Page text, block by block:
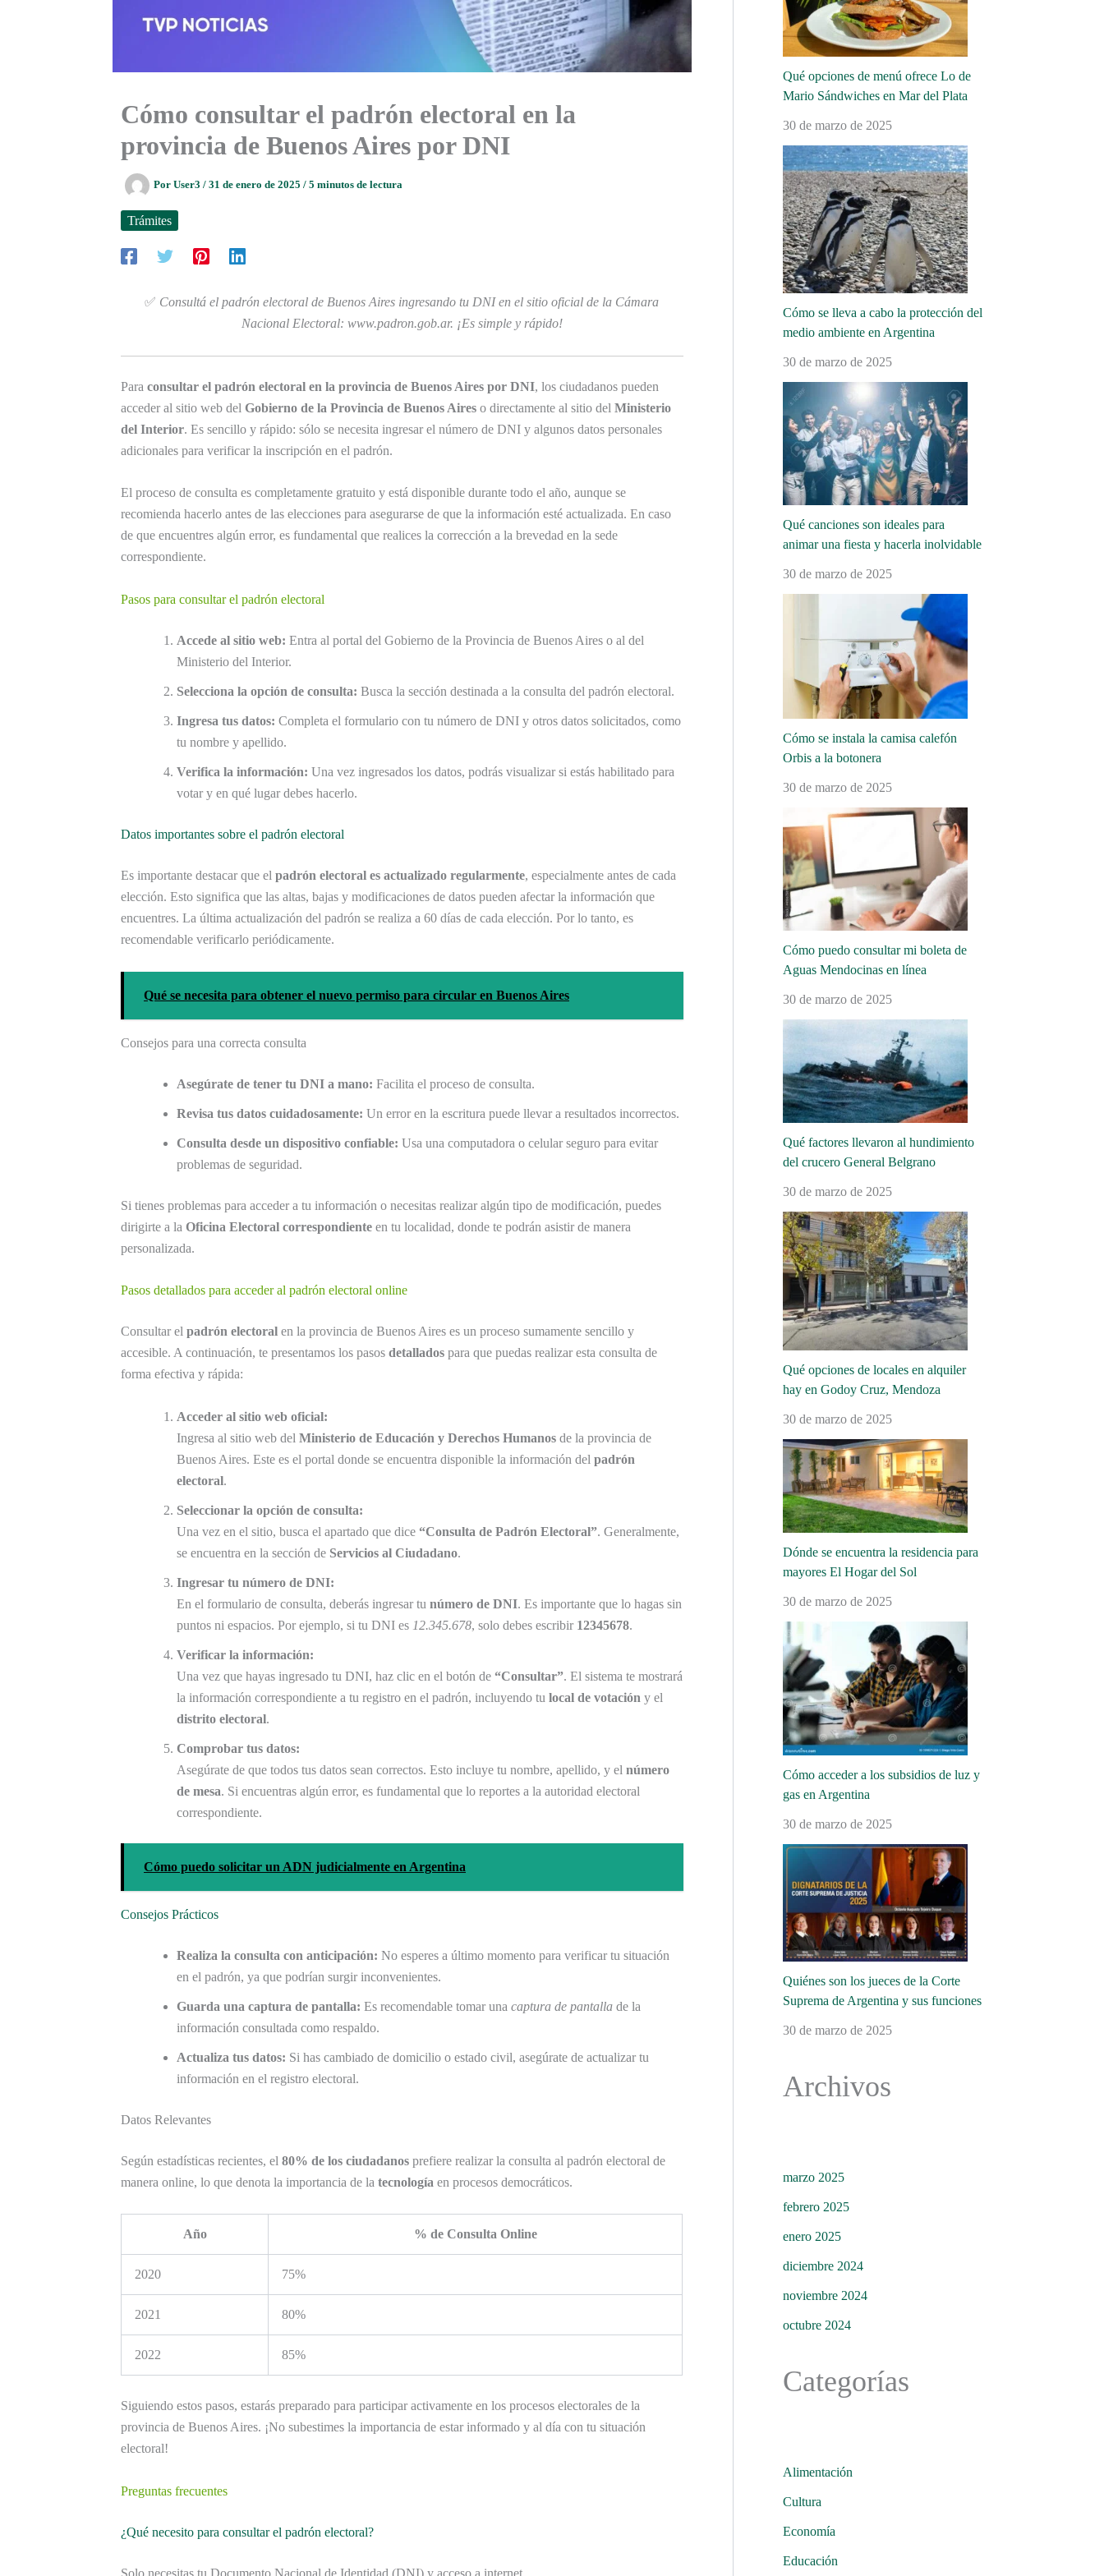
Cómo consultar el padrón electoral en la
provincia de Buenos Aires por DNI
Por User3 / 31 de enero de 2025 / 5 minutos de lectura
Trámites
✅ Consultá el padrón electoral de Buenos Aires ingresando tu DNI en el sitio oficial de la Cámara
Nacional Electoral: www.padron.gob.ar. ¡Es simple y rápido!
Para consultar el padrón electoral en la provincia de Buenos Aires por DNI, los ciudadanos pueden
acceder al sitio web del Gobierno de la Provincia de Buenos Aires o directamente al sitio del Ministerio
del Interior. Es sencillo y rápido: sólo se necesita ingresar el número de DNI y algunos datos personales
adicionales para verificar la inscripción en el padrón.
El proceso de consulta es completamente gratuito y está disponible durante todo el año, aunque se
recomienda hacerlo antes de las elecciones para asegurarse de que la información esté actualizada. En caso
de que encuentres algún error, es fundamental que realices la corrección a la brevedad en la sede
correspondiente.
Pasos para consultar el padrón electoral
Accede al sitio web: Entra al portal del Gobierno de la Provincia de Buenos Aires o al del
Ministerio del Interior.
Selecciona la opción de consulta: Busca la sección destinada a la consulta del padrón electoral.
Ingresa tus datos: Completa el formulario con tu número de DNI y otros datos solicitados, como
tu nombre y apellido.
Verifica la información: Una vez ingresados los datos, podrás visualizar si estás habilitado para
votar y en qué lugar debes hacerlo.
Datos importantes sobre el padrón electoral
Es importante destacar que el padrón electoral es actualizado regularmente, especialmente antes de cada
elección. Esto significa que las altas, bajas y modificaciones de datos pueden afectar la información que
encuentres. La última actualización del padrón se realiza a 60 días de cada elección. Por lo tanto, es
recomendable verificarlo periódicamente.
Qué se necesita para obtener el nuevo permiso para circular en Buenos Aires
Consejos para una correcta consulta
Asegúrate de tener tu DNI a mano: Facilita el proceso de consulta.
Revisa tus datos cuidadosamente: Un error en la escritura puede llevar a resultados incorrectos.
Consulta desde un dispositivo confiable: Usa una computadora o celular seguro para evitar
problemas de seguridad.
Si tienes problemas para acceder a tu información o necesitas realizar algún tipo de modificación, puedes
dirigirte a la Oficina Electoral correspondiente en tu localidad, donde te podrán asistir de manera
personalizada.
Pasos detallados para acceder al padrón electoral online
Consultar el padrón electoral en la provincia de Buenos Aires es un proceso sumamente sencillo y
accesible. A continuación, te presentamos los pasos detallados para que puedas realizar esta consulta de
forma efectiva y rápida:
Acceder al sitio web oficial:
Ingresa al sitio web del Ministerio de Educación y Derechos Humanos de la provincia de
Buenos Aires. Este es el portal donde se encuentra disponible la información del padrón
electoral.
Seleccionar la opción de consulta:
Una vez en el sitio, busca el apartado que dice “Consulta de Padrón Electoral”. Generalmente,
se encuentra en la sección de Servicios al Ciudadano.
Ingresar tu número de DNI:
En el formulario de consulta, deberás ingresar tu número de DNI. Es importante que lo hagas sin
puntos ni espacios. Por ejemplo, si tu DNI es 12.345.678, solo debes escribir 12345678.
Verificar la información:
Una vez que hayas ingresado tu DNI, haz clic en el botón de “Consultar”. El sistema te mostrará
la información correspondiente a tu registro en el padrón, incluyendo tu local de votación y el
distrito electoral.
Comprobar tus datos:
Asegúrate de que todos tus datos sean correctos. Esto incluye tu nombre, apellido, y el número
de mesa. Si encuentras algún error, es fundamental que lo reportes a la autoridad electoral
correspondiente.
Cómo puedo solicitar un ADN judicialmente en Argentina
Consejos Prácticos
Realiza la consulta con anticipación: No esperes a último momento para verificar tu situación
en el padrón, ya que podrían surgir inconvenientes.
Guarda una captura de pantalla: Es recomendable tomar una captura de pantalla de la
información consultada como respaldo.
Actualiza tus datos: Si has cambiado de domicilio o estado civil, asegúrate de actualizar tu
información en el registro electoral.
Datos Relevantes
Según estadísticas recientes, el 80% de los ciudadanos prefiere realizar la consulta al padrón electoral de
manera online, lo que denota la importancia de la tecnología en procesos democráticos.
Año % de Consulta Online
2020 75%
2021 80%
2022 85%
Siguiendo estos pasos, estarás preparado para participar activamente en los procesos electorales de la
provincia de Buenos Aires. ¡No subestimes la importancia de estar informado y al día con tu situación
electoral!
Preguntas frecuentes
¿Qué necesito para consultar el padrón electoral?
Solo necesitas tu Documento Nacional de Identidad (DNI) y acceso a internet.
Qué opciones de menú ofrece Lo de
Mario Sándwiches en Mar del Plata
30 de marzo de 2025
Cómo se lleva a cabo la protección del
medio ambiente en Argentina
30 de marzo de 2025
Qué canciones son ideales para
animar una fiesta y hacerla inolvidable
30 de marzo de 2025
Cómo se instala la camisa calefón
Orbis a la botonera
30 de marzo de 2025
Cómo puedo consultar mi boleta de
Aguas Mendocinas en línea
30 de marzo de 2025
Qué factores llevaron al hundimiento
del crucero General Belgrano
30 de marzo de 2025
Qué opciones de locales en alquiler
hay en Godoy Cruz, Mendoza
30 de marzo de 2025
Dónde se encuentra la residencia para
mayores El Hogar del Sol
30 de marzo de 2025
Cómo acceder a los subsidios de luz y
gas en Argentina
30 de marzo de 2025
Quiénes son los jueces de la Corte
Suprema de Argentina y sus funciones
30 de marzo de 2025
Archivos
marzo 2025
febrero 2025
enero 2025
diciembre 2024
noviembre 2024
octubre 2024
Categorías
Alimentación
Cultura
Economía
Educación